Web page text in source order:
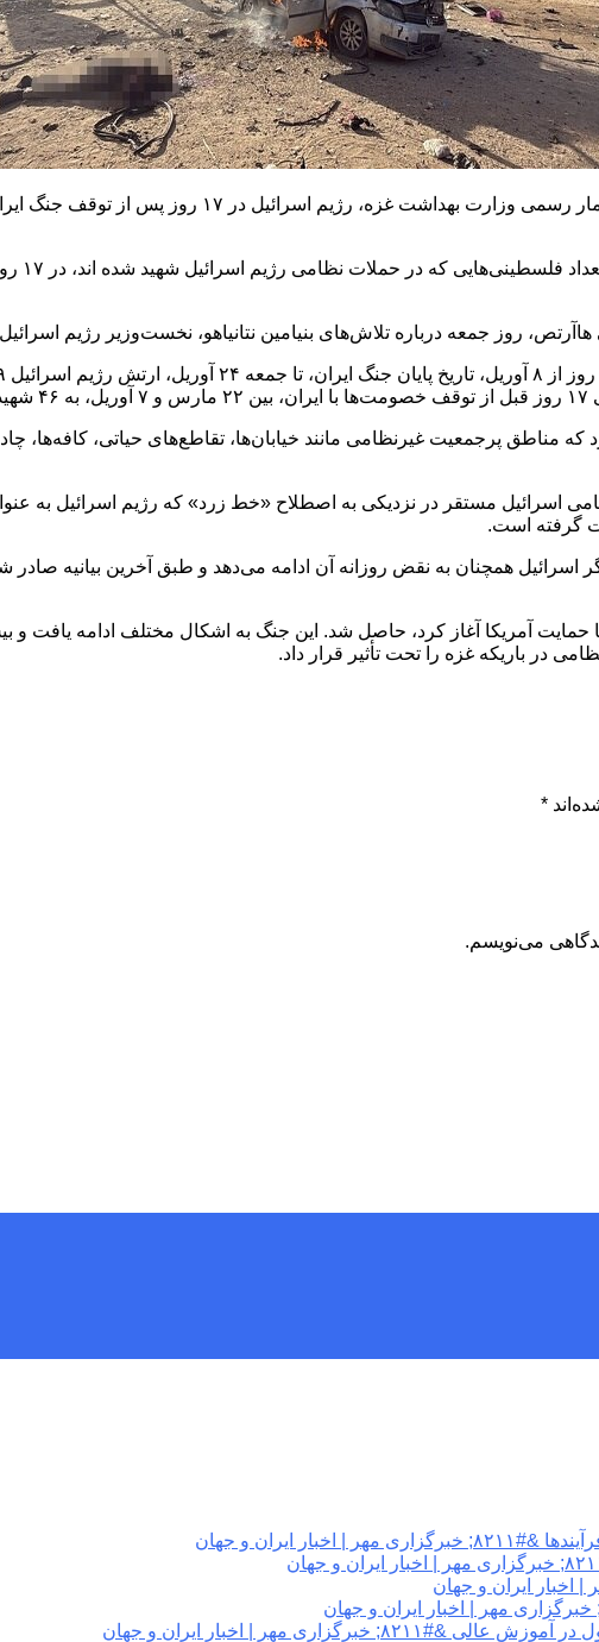
روز جمعه درباره تلاش‌های بنیامین نتانیاهو، نخست‌وزیر رژیم اسرائیل،
مناطق پرجمعیت غیرنظامی مانند خیابان‌ها، تقاطع‌های حیاتی، کافه‌ها،
اسرائیل مستقر در نزدیکی به اصطلاح «خط زرد» که رژیم اسرائیل به
گرفته است.
۲۰۲۵ به اجرا درآمد، رژیم اشغالگر اسرائیل همچنان به نقض روزانه آن ادامه می‌دهد و طبق
*
می‌نویسم.
ایران و جهان
مهر | اخبار ایران و جهان